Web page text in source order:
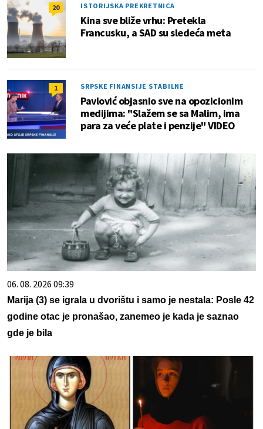
20 ISTORIJSKA PREKRETNICA
Kina sve bliže vrhu: Pretekla
Francusku, a SAD su sledeća meta
1 SRPSKE FINANSIJE STABILNE
Pavlović objasnio sve na opozicionim
medijima: "Slažem se sa Malim, ima
para za veće plate i penzije" VIDEO
06. 08. 2026 09:39
Marija (3) se igrala u dvorištu i samo je nestala: Posle 42
godine otac je pronašao, zanemeo je kada je saznao
gde je bila